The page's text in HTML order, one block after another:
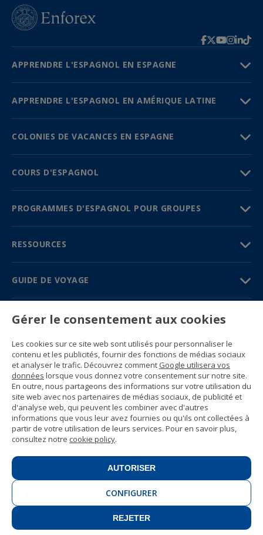
APPRENDRE L'ESPAGNOL EN ESPAGNE
APPRENDRE L'ESPAGNOL EN AMÉRIQUE LATINE
COLONIES DE VACANCES EN ESPAGNE
COURS D'ESPAGNOL
PROGRAMMES D'ESPAGNOL POUR GROUPES
RESSOURCES
GUIDE DE VOYAGE
PARTENAIRES
Contactez-nous
Prix et brochures
(+34) 91 594 37 76
Gustavo Fernández Balbuena, 11
28002 Madrid, Spain
Sitemap
Conditions générales
Politique de confidentialité
Politique de cookies d’Enforex
(CIF B-79946729) Tous droits réservés.
Avis juridique
Gérer le consentement aux cookies
Les cookies sur ce site web sont utilisés pour personnaliser le
contenu et les publicités, fournir des fonctions de médias sociaux
et analyser le trafic. Découvrez comment Google utilisera vos
données lorsque vous donnez votre consentement sur notre site.
En outre, nous partageons des informations sur votre utilisation du
site web avec nos partenaires de médias sociaux, de publicité et
d'analyse web, qui peuvent les combiner avec d'autres
informations que vous leur avez fournies ou qu'ils ont collectées à
partir de votre utilisation de leurs services. Pour en savoir plus,
consultez notre cookie policy.
REJETER
CONFIGURER
AUTORISER